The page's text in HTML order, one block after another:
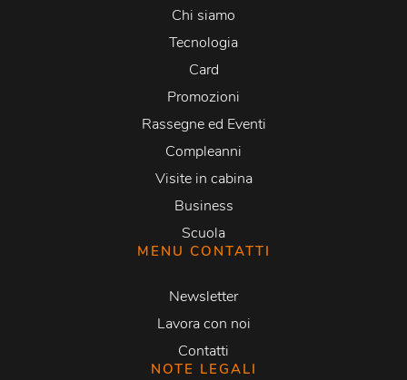
Chi siamo
Tecnologia
Card
Promozioni
Rassegne ed Eventi
Compleanni
Visite in cabina
Business
Scuola
MENU CONTATTI
Newsletter
Lavora con noi
Contatti
NOTE LEGALI